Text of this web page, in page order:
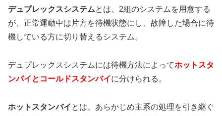
デュプレックスシステムとは、2組のシステムを用意する
が、正常運動中は片方を待機状態にし、故障した場合に待
機している方に切り替えるシステム。
デュプレックスシステムには待機方法によってホットスタ
ンバイとコールドスタンバイに分けられる。
ホットスタンバイ とは、あらかじめ主系の処理を引き継ぐ